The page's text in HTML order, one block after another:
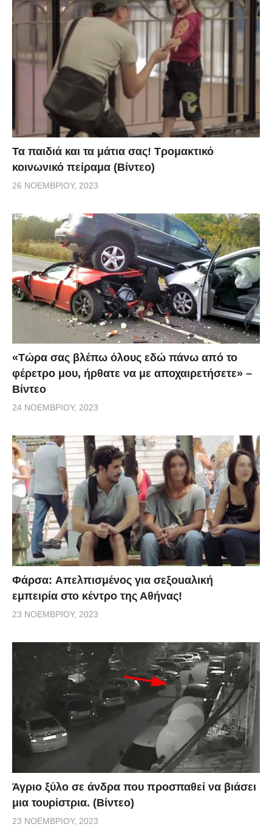
Τα παιδιά και τα μάτια σας! Τρομακτικό
κοινωνικό πείραμα (Βίντεο)
26 ΝΟΕΜΒΡΊΟΥ, 2023
«Τώρα σας βλέπω όλους εδώ πάνω από το
φέρετρο μου, ήρθατε να με αποχαιρετήσετε» –
Βίντεο
24 ΝΟΕΜΒΡΊΟΥ, 2023
Φάρσα: Aπελπισμένος για σεξοuαλική
εμπειρία στο κέντρο της Αθήνας!
23 ΝΟΕΜΒΡΊΟΥ, 2023
Άγριο ξύλο σε άνδρα που προσπαθεί να βιάσει
μια τουρίστρια. (Βίντεο)
23 ΝΟΕΜΒΡΊΟΥ, 2023